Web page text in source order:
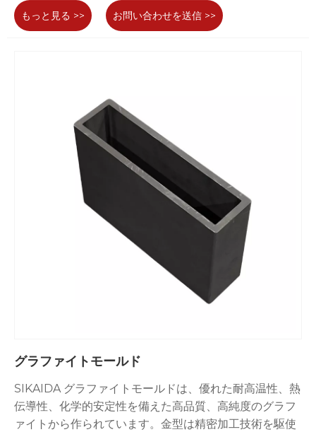
もっと見る >> お問い合わせを送信 >>
グラファイトモールド
SIKAIDA グラファイトモールドは、優れた耐高温性、熱
伝導性、化学的安定性を備えた高品質、高純度のグラフ
ァイトから作られています。金型は精密加工技術を駆使